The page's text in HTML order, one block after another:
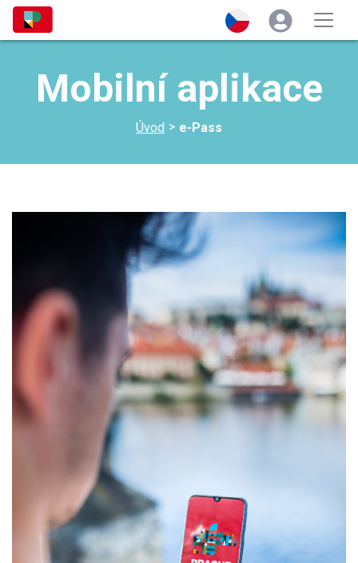
Mobilní aplikace
Úvod > e-Pass